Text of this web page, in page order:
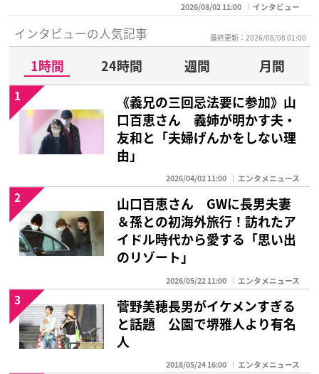
2026/08/02 11:00 インタビュー
インタビューの人気記事 最終更新：2026/08/08 01:00
1時間 24時間 週間
月間
《義兄の三回忌法要に参加》山
口百恵さん 義姉が明かす夫・
友和と「夫婦げんかをしない理
由」
2026/04/02 11:00 エンタメニュース
1
山口百恵さん GWに長男夫妻
＆孫との初海外旅行！訪れたア
イドル時代から愛する「思い出
のリゾート」
2026/05/22 11:00 エンタメニュース
2
菅野美穂長男がイケメンすぎる
と話題 公園で堺雅人より有名
人
2018/05/24 16:00 エンタメニュース
3